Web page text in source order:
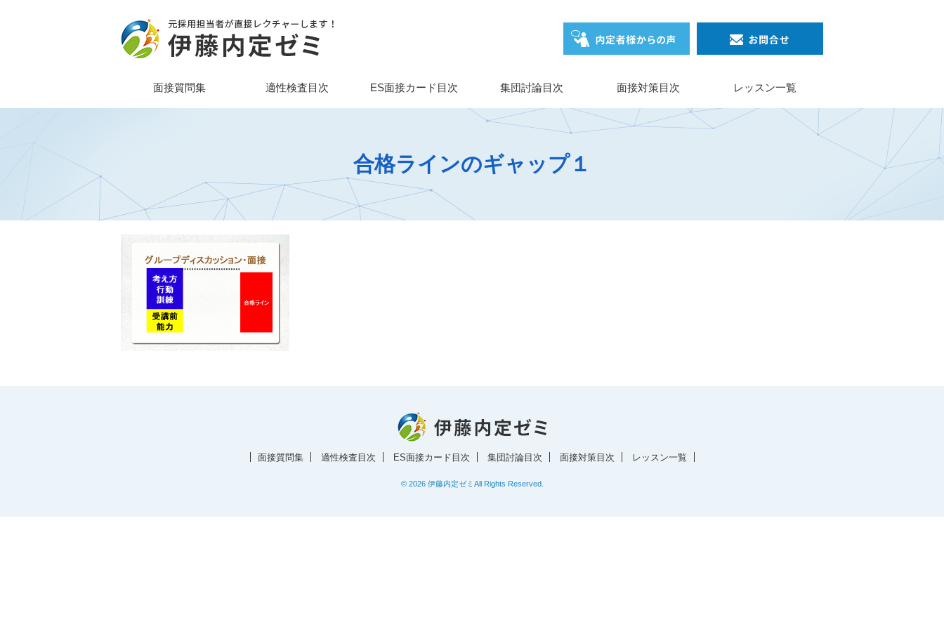
面接質問集 適性検査目次 ES面接カード目次 集団討論目次 面接対策目次 レッスン一覧
合格ラインのギャップ１
面接質問集 適性検査目次 ES面接カード目次 集団討論目次 面接対策目次 レッスン一覧
© 2026 伊藤内定ゼミ All Rights Reserved.